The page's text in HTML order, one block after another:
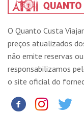
O Quanto Custa
preços atualizados
não emite reservas
responsabilizamos
o site oficial do